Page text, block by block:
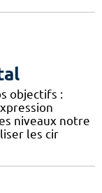
objectifs :
niveaux notre
les cir